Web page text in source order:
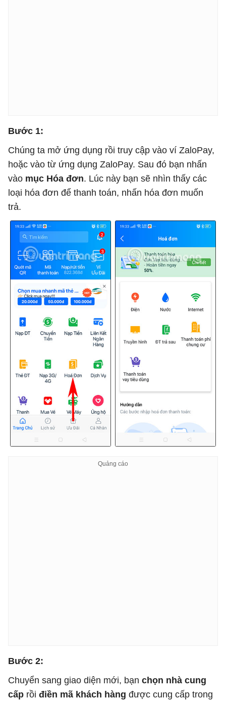
Bước 1:
Chúng ta mở ứng dụng rồi truy cập vào ví ZaloPay,
hoặc vào từ ứng dụng ZaloPay. Sau đó bạn nhấn
vào mục Hóa đơn. Lúc này bạn sẽ nhìn thấy các
loại hóa đơn để thanh toán, nhấn hóa đơn muốn
trả.
Bước 2:
Chuyển sang giao diện mới, bạn chọn nhà cung
cấp rồi điền mã khách hàng được cung cấp trong